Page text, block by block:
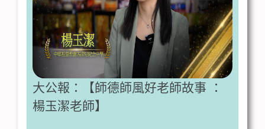
大公報：【師德師風好老師故事 ：
楊玉潔老師】